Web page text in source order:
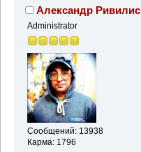
Александр Ривилис
Administrator
Сообщений: 13938
Карма: 1796